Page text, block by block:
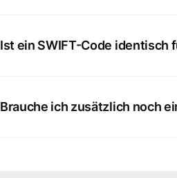
Ist ein SWIFT-Code identisch
Brauche ich zusätzlich noch